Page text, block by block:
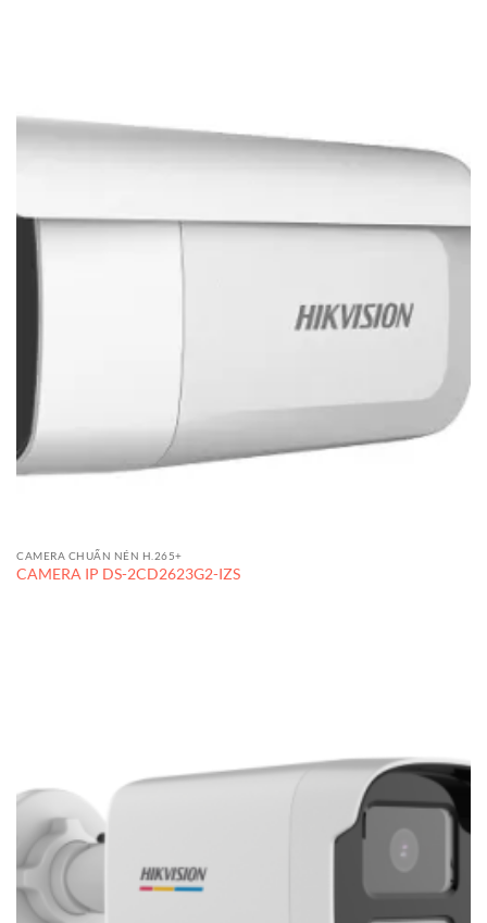
CAMERA CHUẨN NÉN H.265+
CAMERA IP DS-2CD2623G2-IZS